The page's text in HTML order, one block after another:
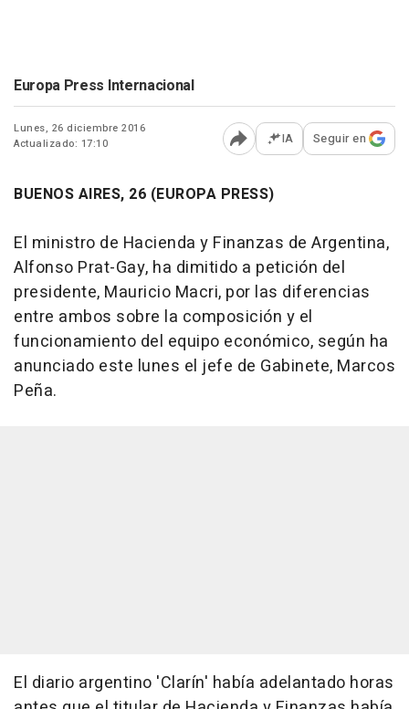
Europa Press Internacional
Lunes, 26 diciembre 2016
Actualizado: 17:10
Abrir opciones para
IA Seguir en
BUENOS AIRES, 26 (EUROPA PRESS)
El ministro de Hacienda y Finanzas de Argentina,
Alfonso Prat-Gay, ha dimitido a petición del
presidente, Mauricio Macri, por las diferencias
entre ambos sobre la composición y el
funcionamiento del equipo económico, según ha
anunciado este lunes el jefe de Gabinete, Marcos
Peña.
El diario argentino 'Clarín' había adelantado horas